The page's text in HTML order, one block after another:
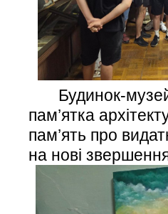
Будинок-музей
пам’ятка
пам’ять про
на нові